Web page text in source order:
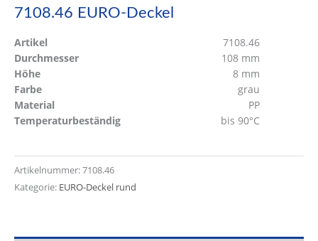
7108.46 EURO-Deckel
Artikel
7108.46
Durchmesser
108 mm
Höhe
8 mm
Farbe
grau
Material
PP
Temperaturbeständig
bis 90°C
Artikelnummer:7108.46
Kategorie: EURO-Deckel rund